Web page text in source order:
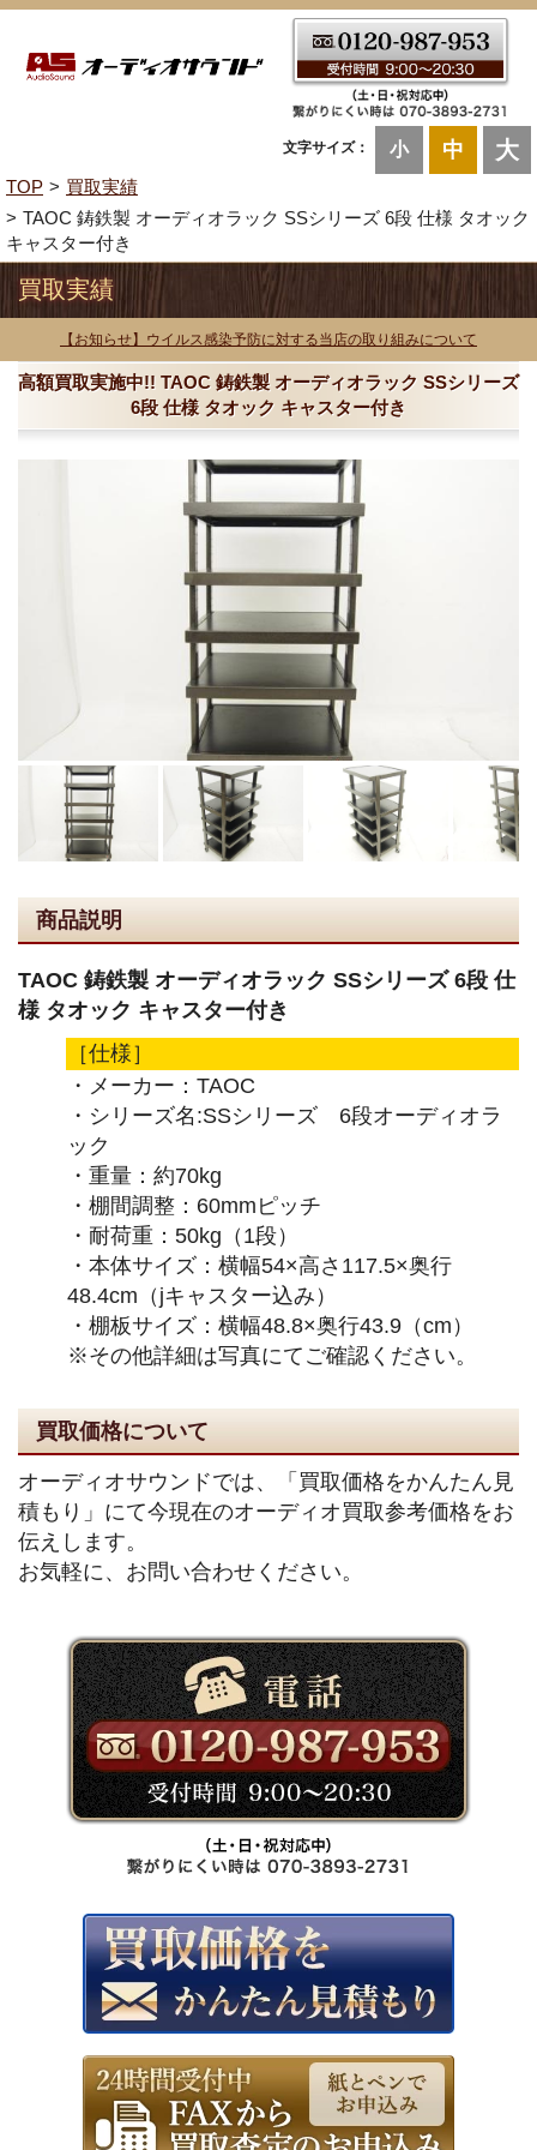
文字サイズ： 小 中 大
TOP
買取実績
TAOC 鋳鉄製 オーディオラック SSシリーズ 6段 仕様 タオック
キャスター付き
買取実績
【お知らせ】ウイルス感染予防に対する当店の取り組みについて
高額買取実施中!! TAOC 鋳鉄製 オーディオラック SSシリーズ
6段 仕様 タオック キャスター付き
商品説明
TAOC 鋳鉄製 オーディオラック SSシリーズ 6段 仕
様 タオック キャスター付き
［仕様］
・メーカー：TAOC
・シリーズ名:SSシリーズ 6段オーディオラ
ック
・重量：約70kg
・棚間調整：60mmピッチ
・耐荷重：50kg（1段）
・本体サイズ：横幅54×高さ117.5×奥行
48.4cm（jキャスター込み）
・棚板サイズ：横幅48.8×奥行43.9（cm）
※その他詳細は写真にてご確認ください。
買取価格について
オーディオサウンドでは、「買取価格をかんたん見
積もり」にて今現在のオーディオ買取参考価格をお
伝えします。
お気軽に、お問い合わせください。